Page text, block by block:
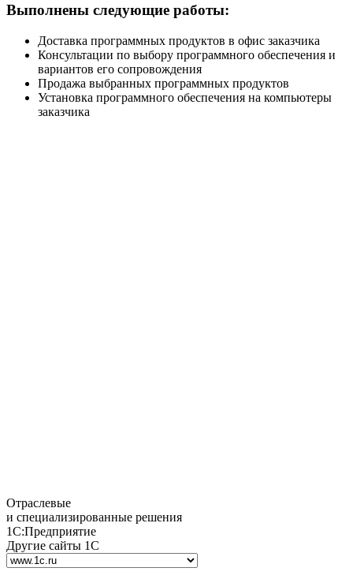
Выполнены следующие работы:
Доставка программных продуктов в офис заказчика
Консультации по выбору программного обеспечения и
вариантов его сопровождения
Продажа выбранных программных продуктов
Установка программного обеспечения на компьютеры
заказчика
Отраслевые
и специализированные решения
1С:Предприятие
Другие сайты 1С